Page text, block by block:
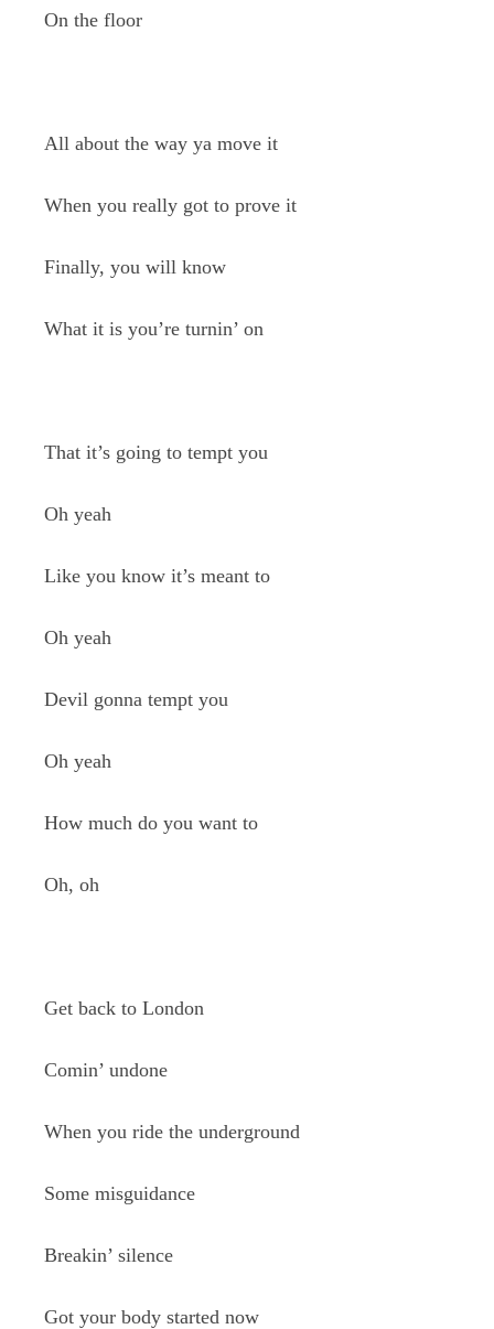
On the floor
All about the way ya move it
When you really got to prove it
Finally, you will know
What it is you’re turnin’ on
That it’s going to tempt you
Oh yeah
Like you know it’s meant to
Oh yeah
Devil gonna tempt you
Oh yeah
How much do you want to
Oh, oh
Get back to London
Comin’ undone
When you ride the underground
Some misguidance
Breakin’ silence
Got your body started now